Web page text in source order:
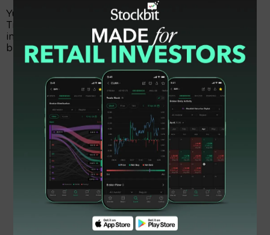
Yulianto Aji Sadono, Kepala Divisi Pengawasan
Transaksi BEI, menjelaskan bahwa pengumuman
indikasi transaksi di luar kebiasaan (UMA) ini
bertujuan untuk melindungi investor.